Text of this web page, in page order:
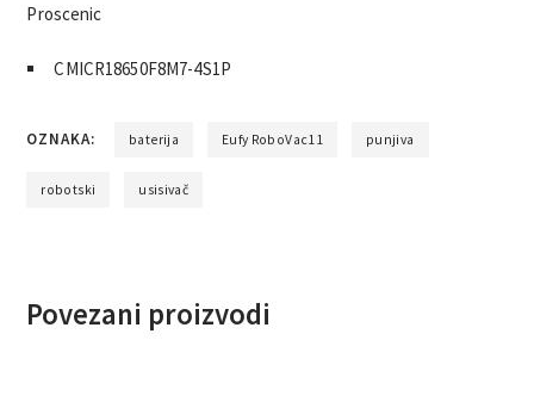
Proscenic
CMICR18650F8M7-4S1P
OZNAKA: baterija Eufy RoboVac11 punjiva
robotski usisivač
Povezani proizvodi